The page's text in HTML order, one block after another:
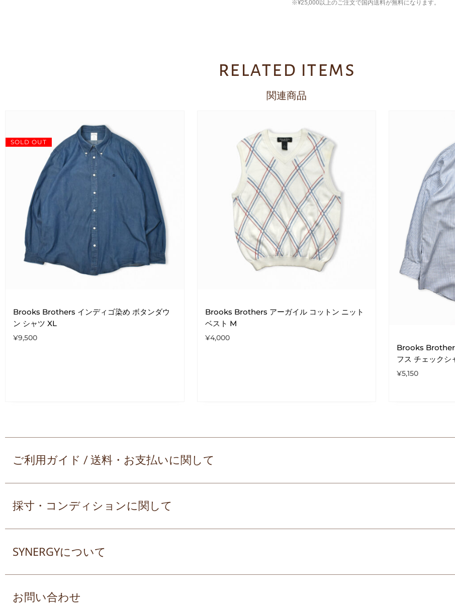
※¥25,000以上のご注文で国内送料が無料になります。
related items
関連商品
SOLD OUT
Brooks Brothers インディゴ染め ボタンダウ
ン シャツ XL
¥9,500
Brooks Brothers アーガイル コットン ニット
ベスト M
¥4,000
Brooks
フス チェックシ
¥5,150
ご利用ガイド / 送料・お支払いに関して
採寸・コンディションに関して
SYNERGYについて
お問い合わせ